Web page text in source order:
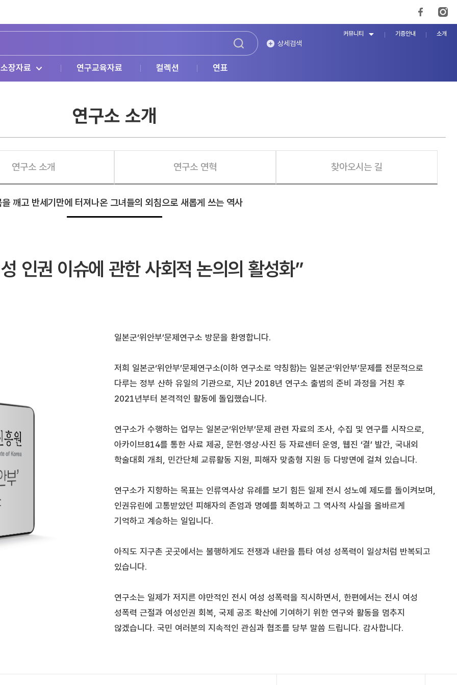
상세검색
소장자료 연구교육자료 컬렉션 연표
커뮤니티 기증안내 소개
연구소 소개
연구소 소개 연구소 연혁 찾아오시는 길
깨고 반세기만에 터져나온 그녀들의 외침으로 새롭게 쓰는 역사
인권 이슈에 관한 사회적 논의의 활성화”
일본군‘위안부’문제연구소 방문을 환영합니다.
저희 일본군‘위안부’문제연구소(이하 연구소로 약칭함)는 일본군‘위안부’문제를 전문적으로
다루는 정부 산하 유일의 기관으로, 지난 2018년 연구소 출범의 준비 과정을 거친 후
2021년부터 본격적인 활동에 돌입했습니다.
연구소가 수행하는 업무는 일본군‘위안부’문제 관련 자료의 조사, 수집 및 연구를 시작으로,
아카이브814를 통한 사료 제공, 문헌·영상·사진 등 자료센터 운영, 웹진 ‘결’ 발간, 국내외
학술대회 개최, 민간단체 교류활동 지원, 피해자 맞춤형 지원 등 다방면에 걸쳐 있습니다.
연구소가 지향하는 목표는 인류역사상 유례를 보기 힘든 일제 전시 성노예 제도를 돌이켜보며,
인권유린에 고통받았던 피해자의 존엄과 명예를 회복하고 그 역사적 사실을 올바르게
기억하고 계승하는 일입니다.
아직도 지구촌 곳곳에서는 불행하게도 전쟁과 내란을 틈타 여성 성폭력이 일상처럼 반복되고
있습니다.
연구소는 일제가 저지른 야만적인 전시 여성 성폭력을 직시하면서, 한편에서는 전시 여성
성폭력 근절과 여성인권 회복, 국제 공조 확산에 기여하기 위한 연구와 활동을 멈추지
않겠습니다. 국민 여러분의 지속적인 관심과 협조를 당부 말씀 드립니다. 감사합니다.